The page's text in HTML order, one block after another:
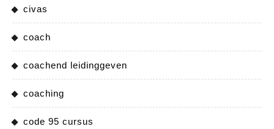
civas
coach
coachend leidinggeven
coaching
code 95 cursus